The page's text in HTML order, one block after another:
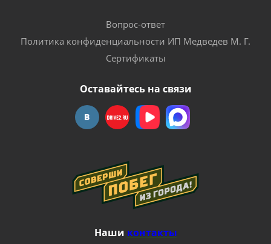
Вопрос-ответ
Политика конфиденциальности ИП Медведев М. Г.
Сертификаты
Оставайтесь на связи
Наши контакты